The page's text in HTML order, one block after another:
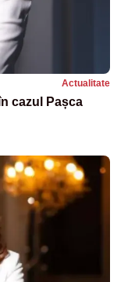
Actualitate
cazul Pașca